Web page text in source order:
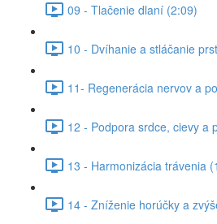
09 - Tlačenie dlaní (2:09)
10 - Dvíhanie a stláčanie
11- Regenerácia nervov a
12 - Podpora srdce, cievy a
13 - Harmonizácia trávenia
14 - Zníženie horúčky a